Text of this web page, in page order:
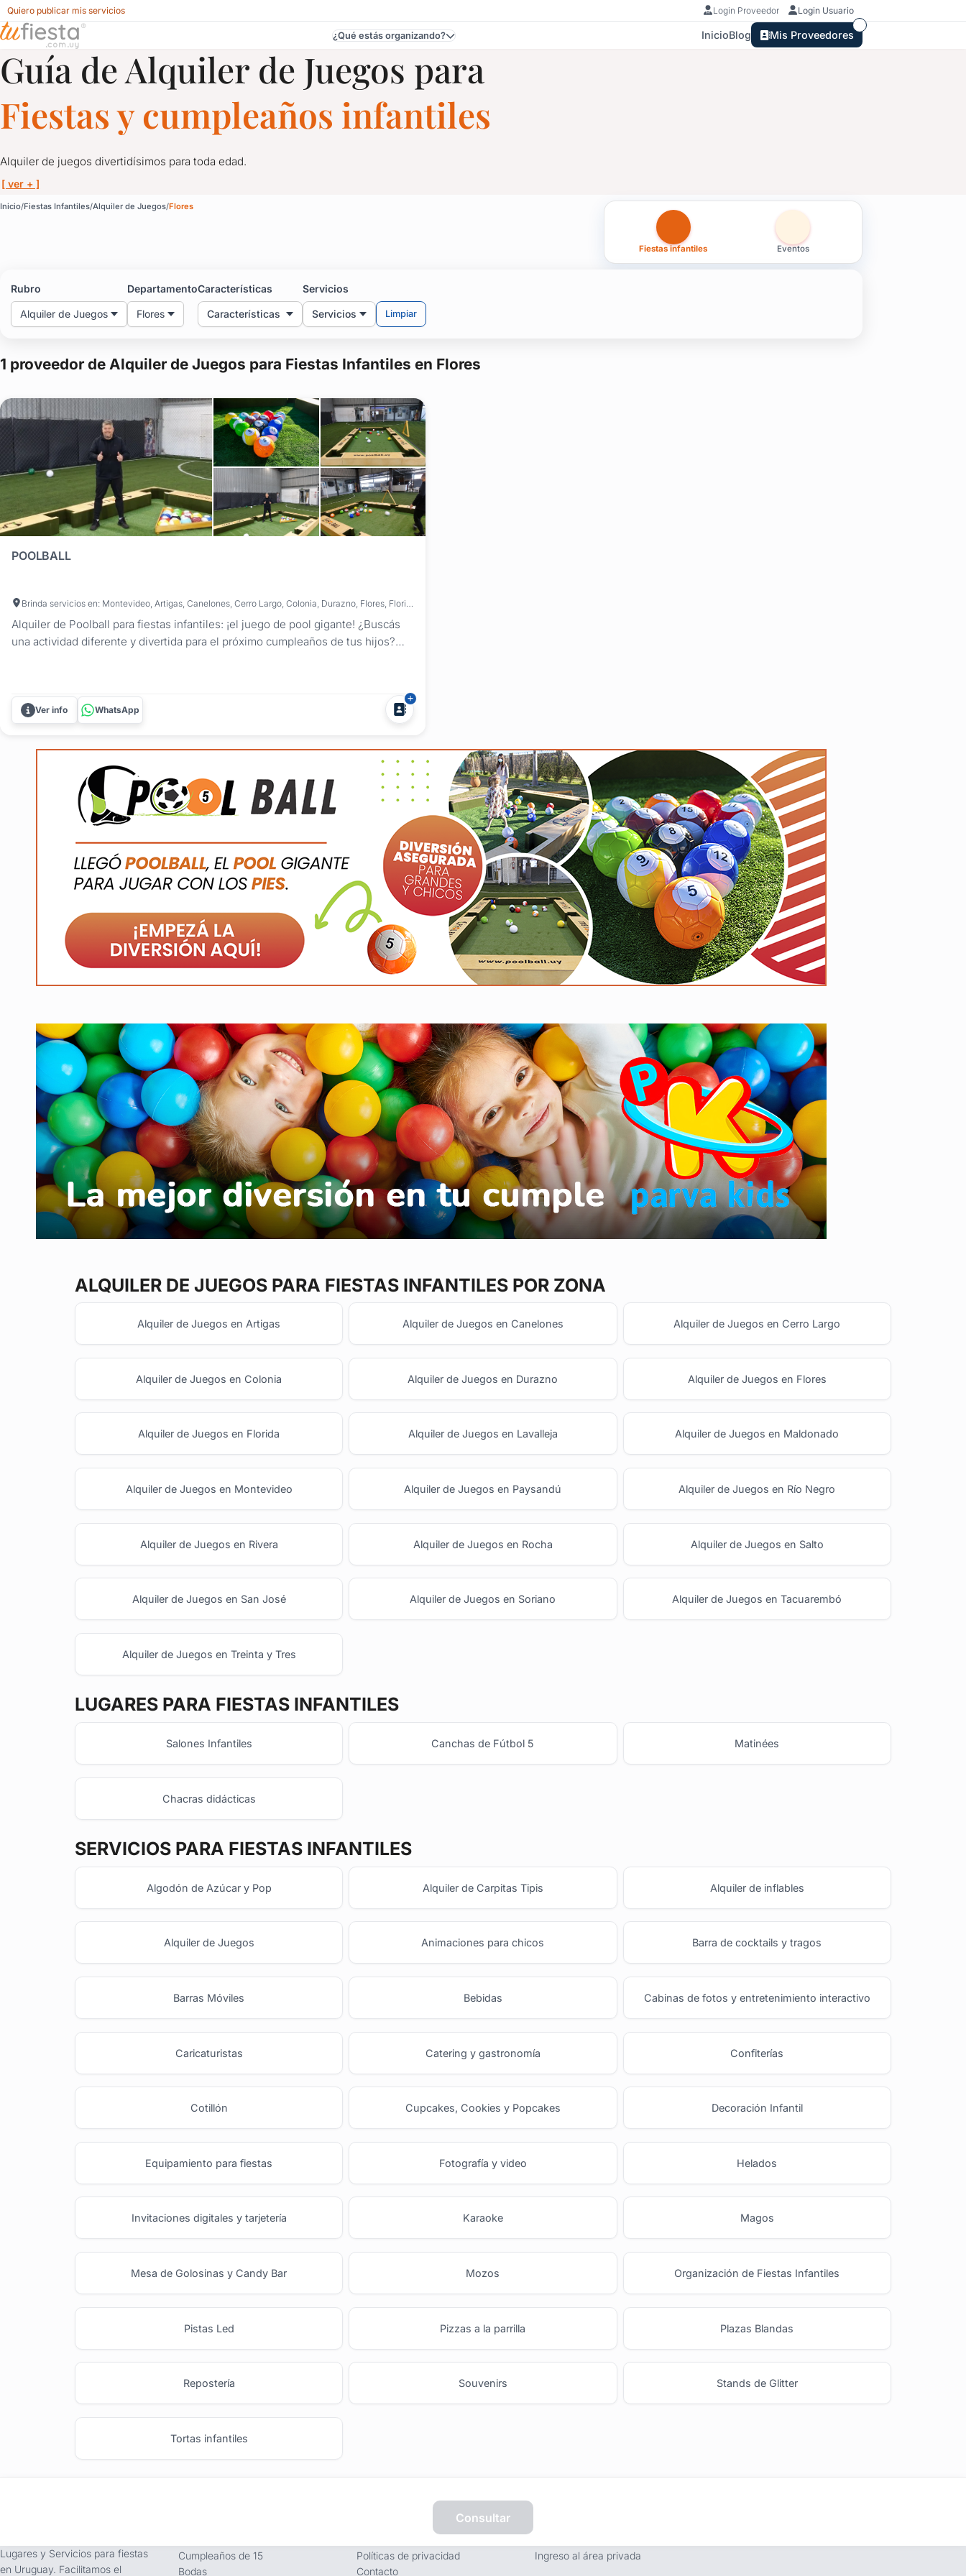
Quiero publicar mis servicios Login Proveedor Login Usuario
Alquiler de Juegos para Fiestas Infantiles en Flores
¿Qué estás organizando? InicioBlog Mis Proveedores
Guía de Alquiler de Juegos para
Fiestas y cumpleaños infantiles
Alquiler de juegos divertidísimos para toda edad.
[ ver + ]
Inicio Fiestas Infantiles Alquiler de Juegos Flores
Fiestas infantiles Eventos
Rubro
Alquiler de Juegos
Departamento
Flores
Características
Características
Servicios
Servicios Limpiar
1 proveedor de Alquiler de Juegos para Fiestas Infantiles en Flores
POOLBALL
Brinda servicios en: Montevideo, Artigas, Canelones, Cerro Largo, Colonia, Durazno, Flores, Florida, Lavalleja, Maldonado, Paysandú, Río Negro, Rivera, Rocha, Salto, San José, Soriano, Tacuarembó, Treinta y Tres
Alquiler de Poolball para fiestas infantiles: ¡el juego de pool gigante! ¿Buscás
una actividad diferente y divertida para el próximo cumpleaños de tus hijos?
Ver info WhatsApp
ALQUILER DE JUEGOS PARA FIESTAS INFANTILES POR ZONA
Alquiler de Juegos en Artigas Alquiler de Juegos en Canelones Alquiler de Juegos en Cerro Largo
Alquiler de Juegos en Colonia Alquiler de Juegos en Durazno Alquiler de Juegos en Flores
Alquiler de Juegos en Florida Alquiler de Juegos en Lavalleja Alquiler de Juegos en Maldonado
Alquiler de Juegos en Montevideo Alquiler de Juegos en Paysandú Alquiler de Juegos en Río Negro
Alquiler de Juegos en Rivera Alquiler de Juegos en Rocha Alquiler de Juegos en Salto
Alquiler de Juegos en San José Alquiler de Juegos en Soriano Alquiler de Juegos en Tacuarembó
Alquiler de Juegos en Treinta y Tres
LUGARES PARA FIESTAS INFANTILES
Salones Infantiles Canchas de Fútbol 5 Matinées
Chacras didácticas
SERVICIOS PARA FIESTAS INFANTILES
Algodón de Azúcar y Pop Alquiler de Carpitas Tipis Alquiler de inflables
Alquiler de Juegos Animaciones para chicos Barra de cocktails y tragos
Barras Móviles Bebidas Cabinas de fotos y entretenimiento interactivo
Caricaturistas Catering y gastronomía Confiterías
Cotillón Cupcakes, Cookies y Popcakes Decoración Infantil
Equipamiento para fiestas Fotografía y video Helados
Invitaciones digitales y tarjetería Karaoke Magos
Mesa de Golosinas y Candy Bar Mozos Organización de Fiestas Infantiles
Pistas Led Pizzas a la parrilla Plazas Blandas
Repostería Souvenirs Stands de Glitter
Tortas infantiles
Alquiler de Juegos para Fiestas Infantiles en Flores
Consultar
Lugares y Servicios para fiestas
en Uruguay. Facilitamos el
Cumpleaños de 15
Bodas
Políticas de privacidad
Contacto
Ingreso al área privada